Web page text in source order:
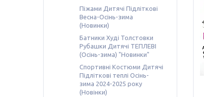
Піжами Дитячі Підліткові
Весна-Осінь-зима
(Новинки)
Батники Худі Толстовки
Рубашки Дитячі ТЕПЛЕВІ
(Осінь-зима) "Новинки"
Спортивні Костюми Дитячі
Підліткові теплі Осінь-
зима 2024-2025 року
(Новінки)